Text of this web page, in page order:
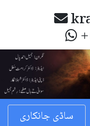
+
Previous
ساڈی جانکاری